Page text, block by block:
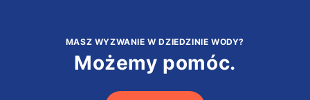
MASZ WYZWANIE W DZIEDZINIE WODY?
Możemy pomóc.